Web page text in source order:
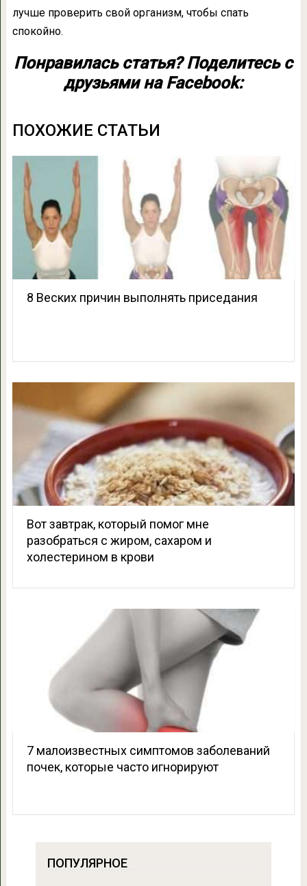
лучше проверить свой организм, чтобы спать
спокойно.
Понравилась статья? Поделитесь с
друзьями на Facebook:
ПОХОЖИЕ СТАТЬИ
8 Веских причин выполнять приседания
Вот завтрак, который помог мне
разобраться с жиром, сахаром и
холестерином в крови
7 малоизвестных симптомов заболеваний
почек, которые часто игнорируют
ПОПУЛЯРНОЕ